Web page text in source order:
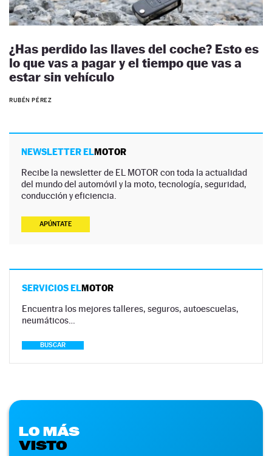
¿Has perdido las llaves del coche? Esto es
lo que vas a pagar y el tiempo que vas a
estar sin vehículo
RUBÉN PÉREZ
NEWSLETTER ELMOTOR
Recibe la newsletter de EL MOTOR con toda la actualidad
del mundo del automóvil y la moto, tecnología, seguridad,
conducción y eficiencia.
APÚNTATE
SERVICIOS ELMOTOR
Encuentra los mejores talleres, seguros, autoescuelas,
neumáticos…
BUSCAR
LO MÁS
VISTO